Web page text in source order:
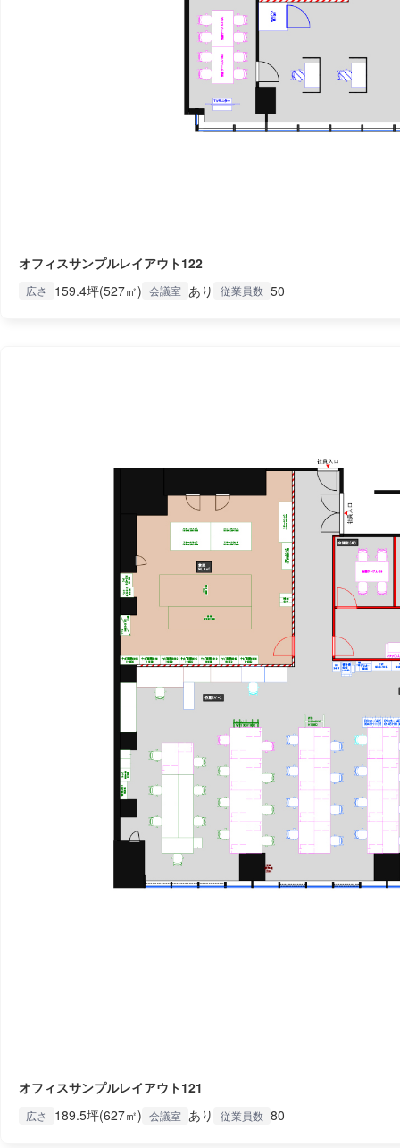
オフィスサンプルレイアウト122
広さ 159.4坪(527㎡) 会議室 あり 従業員数 50
オフィスサンプルレイアウト121
広さ 189.5坪(627㎡) 会議室 あり 従業員数 80